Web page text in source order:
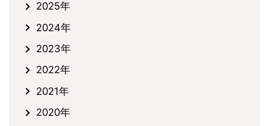
2025年
2024年
2023年
2022年
2021年
2020年